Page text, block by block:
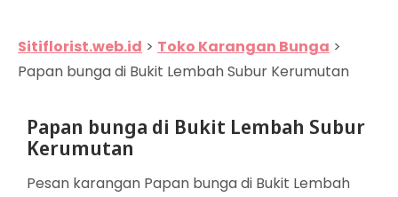
Sitiflorist.web.id > Toko Karangan Bunga >
Papan bunga di Bukit Lembah Subur Kerumutan
Papan bunga di Bukit Lembah Subur
Kerumutan
Pesan karangan Papan bunga di Bukit Lembah